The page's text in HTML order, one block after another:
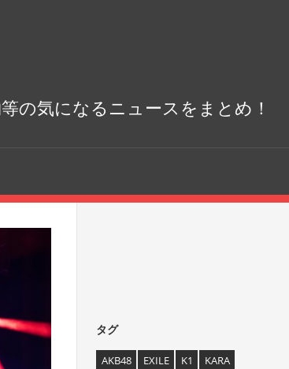
の気になるニュースをまとめ！
タグ
AKB48 EXILE K1
KARA